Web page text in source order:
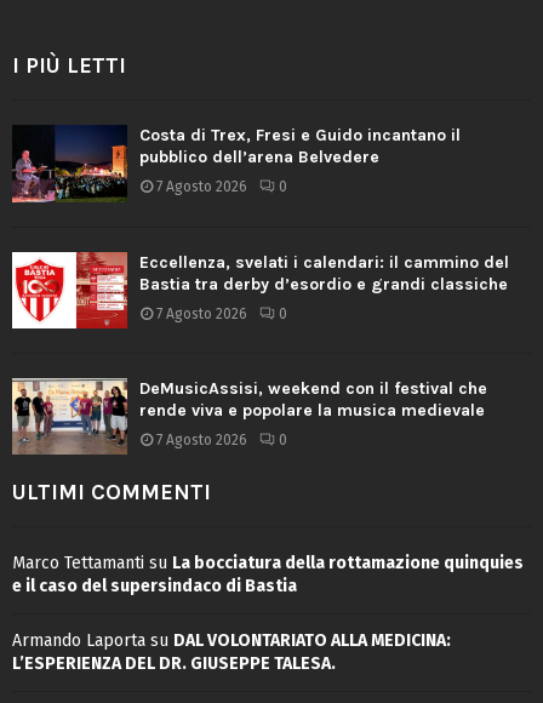
I PIÙ LETTI
Costa di Trex, Fresi e Guido incantano il
pubblico dell’arena Belvedere
7 Agosto 2026 0
Eccellenza, svelati i calendari: il cammino del
Bastia tra derby d’esordio e grandi classiche
7 Agosto 2026 0
DeMusicAssisi, weekend con il festival che
rende viva e popolare la musica medievale
7 Agosto 2026 0
ULTIMI COMMENTI
Marco Tettamanti su La bocciatura della rottamazione quinquies
e il caso del supersindaco di Bastia
Armando Laporta su DAL VOLONTARIATO ALLA MEDICINA:
L’ESPERIENZA DEL DR. GIUSEPPE TALESA.